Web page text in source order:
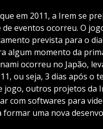
em 2011, a Irem se
eventos ocorreu. O
prevista para o
algum momento da
ocorreu no Japão,
ou seja, 3 dias após
jogo, outros projetos da
com softwares para
uma nova